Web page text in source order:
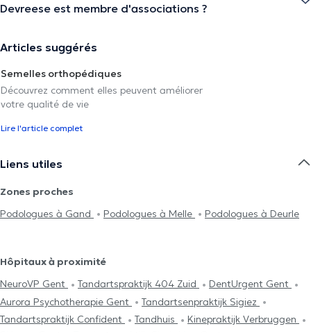
Devreese est membre d'associations ?
Articles suggérés
Semelles orthopédiques
Découvrez comment elles peuvent améliorer
votre qualité de vie
Lire l'article complet
Liens utiles
Zones proches
Podologues à Gand
Podologues à Melle Podologues à Deurle
Hôpitaux à proximité
NeuroVP Gent
Tandartspraktijk 404 Zuid
DentUrgent Gent
Aurora Psychotherapie Gent
Tandartsenpraktijk Sigiez
Tandartspraktijk Confident
Tandhuis
Kinepraktijk Verbruggen